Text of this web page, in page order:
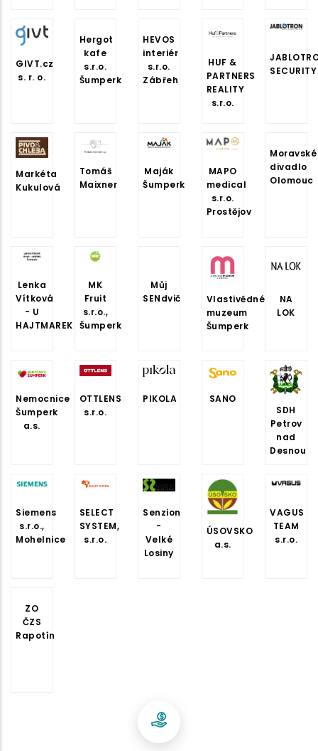
GIVT.cz
s. r. o.
Hergot
kafe
s.r.o.
Šumperk
HEVOS
interiér
s.r.o.
Zábřeh
HUF &
PARTNERS
REALITY
s.r.o.
SECURITY
Markéta
Kukulová
Tomáš
Maixner
Maják
Šumperk
MAPO
medical
s.r.o.
Prostějov
Moravské
divadlo
Olomouc
Lenka
Vítková
- U
HAJTMAREK
MK
Fruit
s.r.o.,
Šumperk
Můj
SENdvič
Vlastivědné
muzeum
Šumperk
NA
LOK
Nemocnice
Šumperk
a.s.
OTTLENS
s.r.o.
PIKOLA
SANO
SDH
Petrov
nad
Desnou
Siemens
s.r.o.,
Mohelnice
SELECT
SYSTEM,
s.r.o.
Senzion
-
Velké
Losiny
ÚSOVSKO
a.s.
VAGUS
TEAM
s.r.o.
ZO
ČZS
Rapotín